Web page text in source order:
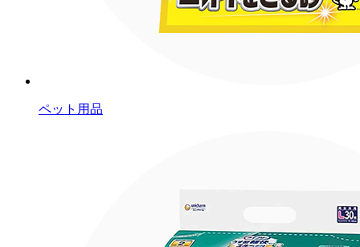
ペット用品